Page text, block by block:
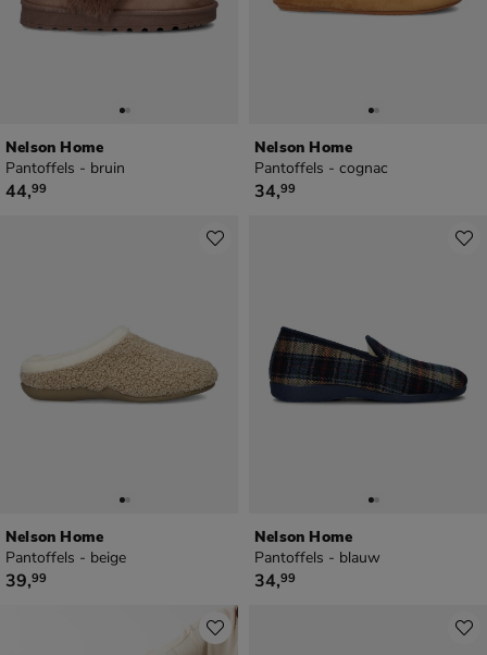
Nelson Home
Pantoffels - bruin
€ 44,99
44,99
Nelson Home
Pantoffels - cognac
€ 34,99
34,99
Nelson Home
Pantoffels - beige
€ 39,99
39,99
Nelson Home
Pantoffels - blauw
€ 34,99
34,99